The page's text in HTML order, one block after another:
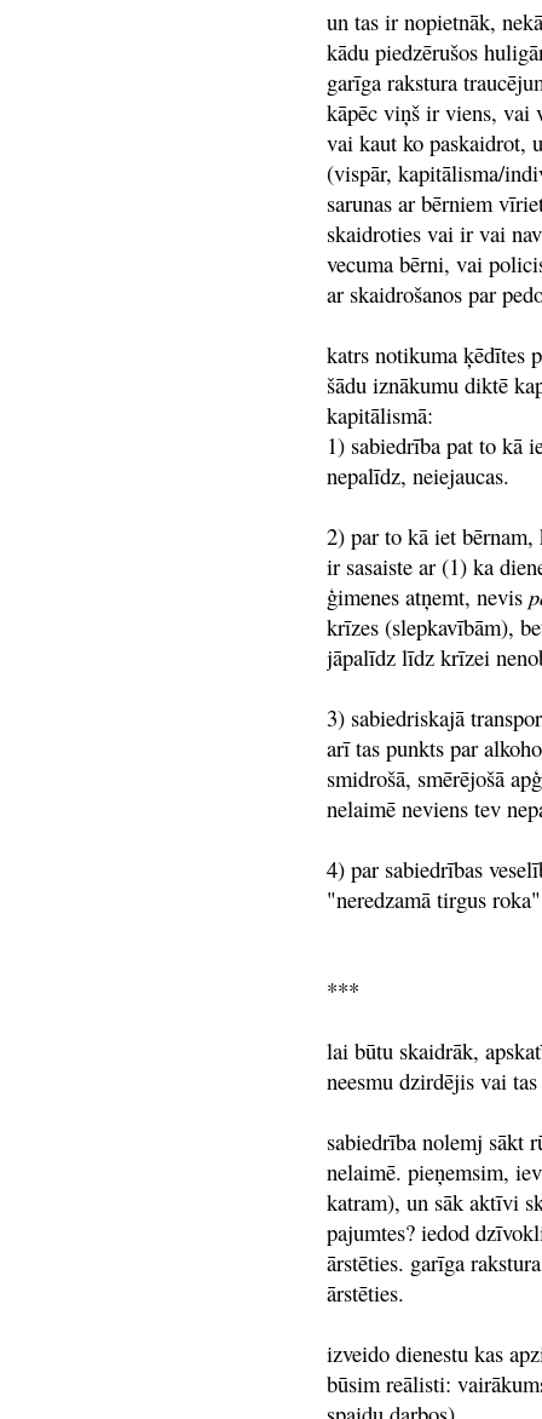
un tas ir nopietnāk,
kādu piedzērušos
garīga rakstura
kāpēc viņš ir viens, vai
vai kaut ko paskaidrot,
(vispār, kapitālisma/
sarunas ar bērniem
skaidroties vai ir vai
vecuma bērni, vai
ar skaidrošanos par
katrs notikuma ķēdītes
šādu iznākumu diktē
kapitālismā:
1) sabiedrība pat to kā
nepalīdz, neiejaucas.
2) par to kā iet
ir sasaiste ar (1) ka
ģimenes atņemt, nevis
krīzes (slepkavībām),
jāpalīdz līdz krīzei
3) sabiedriskajā
arī tas punkts par
smidrošā, smērējošā
nelaimē neviens tev
4) par sabiedrības
"neredzamā tirgus
***
lai būtu skaidrāk,
neesmu dzirdējis vai
sabiedrība nolemj sākt
nelaimē. pieņemsim,
katram), un sāk aktīvi
pajumtes? iedod
ārstēties. garīga
ārstēties.
izveido dienestu kas
būsim reālisti: